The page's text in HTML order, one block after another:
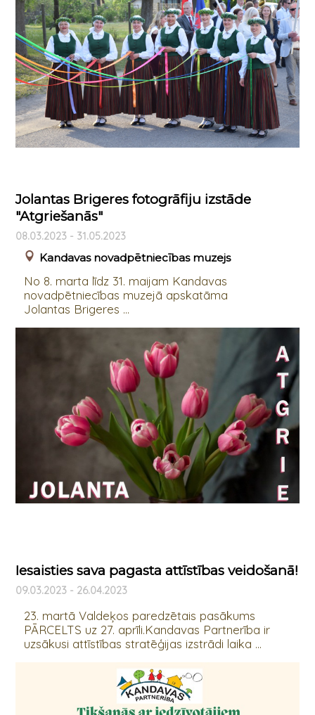
Jolantas Brigeres fotogrāfiju izstāde
"Atgriešanās"
08.03.2023 - 31.05.2023
Kandavas novadpētniecības muzejs
No 8. marta līdz 31. maijam Kandavas
novadpētniecības muzejā apskatāma
Jolantas Brigeres ...
Iesaisties sava pagasta attīstības veidošanā!
09.03.2023 - 26.04.2023
23. martā Valdeķos paredzētais pasākums
PĀRCELTS uz 27. aprīli.Kandavas Partnerība ir
uzsākusi attīstības stratēģijas izstrādi laika ...